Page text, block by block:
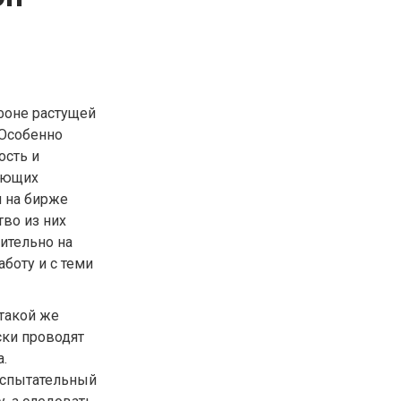
растущей
и
на бирже
из них
на
и с теми
же
проводят